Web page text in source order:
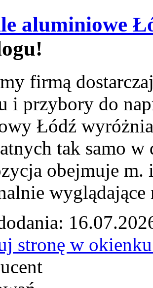
aluminiowe
firmą
i przybory do
Łódź
tak samo w
obejmuje m.
wyglądające
stronę w